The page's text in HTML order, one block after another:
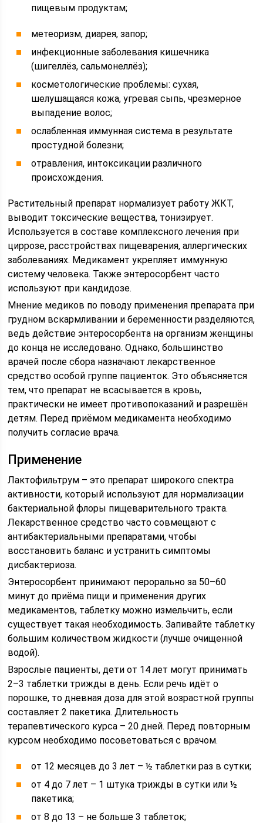
пищевым продуктам;
метеоризм, диарея, запор;
инфекционные заболевания кишечника
(шигеллёз, сальмонеллёз);
косметологические проблемы: сухая,
шелушащаяся кожа, угревая сыпь, чрезмерное
выпадение волос;
ослабленная иммунная система в результате
простудной болезни;
отравления, интоксикации различного
происхождения.
Растительный препарат нормализует работу ЖКТ,
выводит токсические вещества, тонизирует.
Используется в составе комплексного лечения при
циррозе, расстройствах пищеварения, аллергических
заболеваниях. Медикамент укрепляет иммунную
систему человека. Также энтеросорбент часто
используют при кандидозе.
Мнение медиков по поводу применения препарата при
грудном вскармливании и беременности разделяются,
ведь действие энтеросорбента на организм женщины
до конца не исследовано. Однако, большинство
врачей после сбора назначают лекарственное
средство особой группе пациенток. Это объясняется
тем, что препарат не всасывается в кровь,
практически не имеет противопоказаний и разрешён
детям. Перед приёмом медикамента необходимо
получить согласие врача.
Применение
Лактофильтрум – это препарат широкого спектра
активности, который используют для нормализации
бактериальной флоры пищеварительного тракта.
Лекарственное средство часто совмещают с
антибактериальными препаратами, чтобы
восстановить баланс и устранить симптомы
дисбактериоза.
Энтеросорбент принимают перорально за 50–60
минут до приёма пищи и применения других
медикаментов, таблетку можно измельчить, если
существует такая необходимость. Запивайте таблетку
большим количеством жидкости (лучше очищенной
водой).
Взрослые пациенты, дети от 14 лет могут принимать
2–3 таблетки трижды в день. Если речь идёт о
порошке, то дневная доза для этой возрастной группы
составляет 2 пакетика. Длительность
терапевтического курса – 20 дней. Перед повторным
курсом необходимо посоветоваться с врачом.
от 12 месяцев до 3 лет – ½ таблетки раз в сутки;
от 4 до 7 лет – 1 штука трижды в сутки или ½
пакетика;
от 8 до 13 – не больше 3 таблеток;